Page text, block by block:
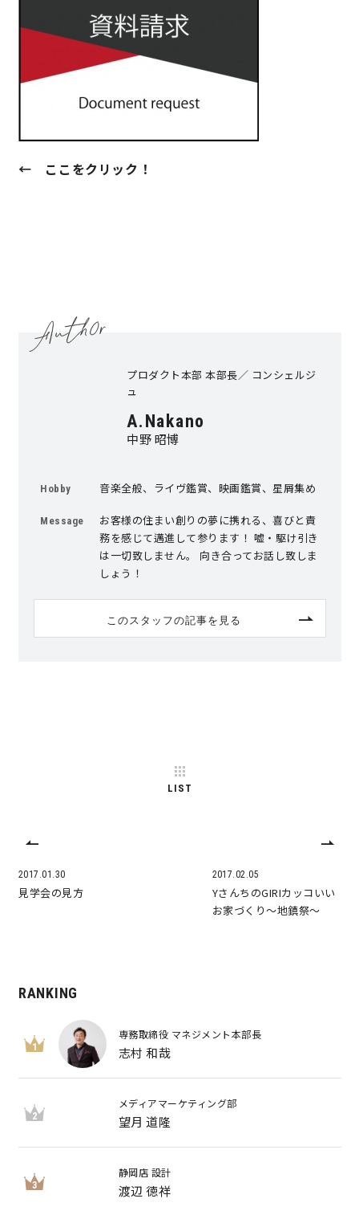
Groovin’
nattoku住宅25周年記念モデル
キママプラス
施工事例
土地情報
近日分譲予定情報 会社情報
サイトマップ プライバシーポリシー
← ここをクリック！
プロダクト本部 本部長／ コンシェルジ
ュ
A.Nakano
中野 昭博
Hobby 音楽全般、ライヴ鑑賞、映画鑑賞、星屑集め
Message
お客様の住まい創りの夢に携れる、喜びと責
務を感じて邁進して参ります！ 嘘・駆け引き
は一切致しません。 向き合ってお話し致しま
しょう！
このスタッフの記事を見る
2017.01.30
見学会の見方
LIST
2017.02.05
YさんちのGIRIカッコいい
お家づくり～地鎮祭～
RANKING
1
専務取締役 マネジメント本部長
志村 和哉
2
メディアマーケティング部
望月 道隆
3
静岡店 設計
渡辺 徳祥